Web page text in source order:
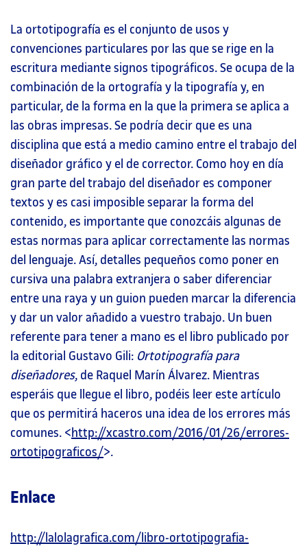
La ortotipografía es el conjunto de usos y
convenciones particulares por las que se rige en la
escritura mediante signos tipográficos. Se ocupa de la
combinación de la ortografía y la tipografía y, en
particular, de la forma en la que la primera se aplica a
las obras impresas. Se podría decir que es una
disciplina que está a medio camino entre el trabajo del
diseñador gráfico y el de corrector. Como hoy en día
gran parte del trabajo del diseñador es componer
textos y es casi imposible separar la forma del
contenido, es importante que conozcáis algunas de
estas normas para aplicar correctamente las normas
del lenguaje. Así, detalles pequeños como poner en
cursiva una palabra extranjera o saber diferenciar
entre una raya y un guion pueden marcar la diferencia
y dar un valor añadido a vuestro trabajo. Un buen
referente para tener a mano es el libro publicado por
la editorial Gustavo Gili: Ortotipografía para
diseñadores, de Raquel Marín Álvarez. Mientras
esperáis que llegue el libro, podéis leer este artículo
que os permitirá haceros una idea de los errores más
comunes. < http://xcastro.com/2016/01/26/errores-
ortotipograficos/>.
Enlace
http://lalolagrafica.com/libro-ortotipografia-